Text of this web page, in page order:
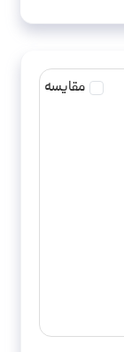
مقایسه